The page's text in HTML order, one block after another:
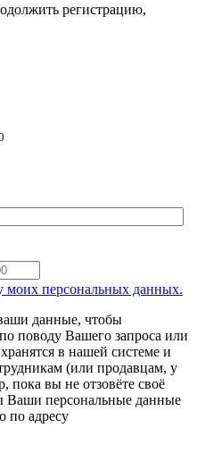
регистрацию,
моих персональных данных.
данные, чтобы
поводу Вашего запроса или
в нашей системе и
(или продавцам, у
пока вы не отзовёте своё
Ваши персональные данные
по адресу